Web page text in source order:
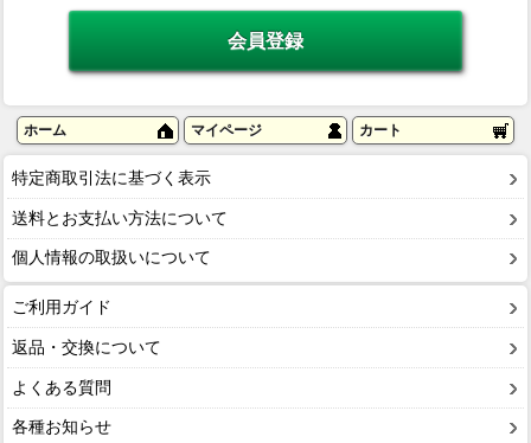
ホーム マイページ カート
特定商取引法に基づく表示
送料とお支払い方法について
個人情報の取扱いについて
ご利用ガイド
返品・交換について
よくある質問
各種お知らせ